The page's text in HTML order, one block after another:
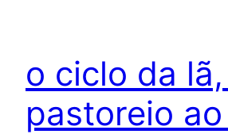
o ciclo da
pastoreio